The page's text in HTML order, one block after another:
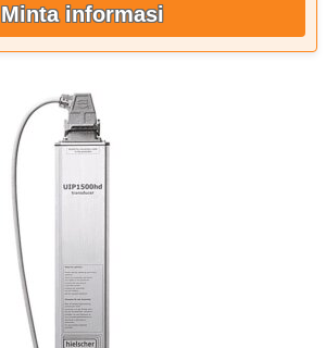
Minta informasi